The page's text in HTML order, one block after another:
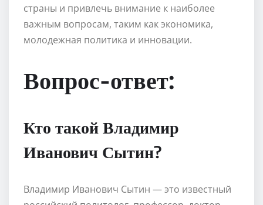
страны и привлечь внимание к наиболее
важным вопросам, таким как экономика,
молодежная политика и инновации.
Вопрос-ответ:
Кто такой Владимир
Иванович Сытин?
Владимир Иванович Сытин — это известный